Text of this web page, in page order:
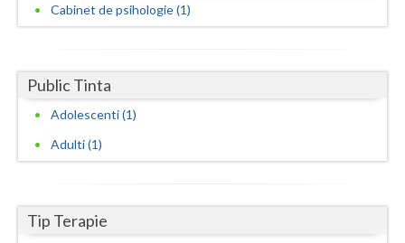
Ialomita
Ilfov
Maramures
Mehedinti
Neamt
Cabinet de psihologie (1)
Public Tinta
Adolescenti (1)
Adulti (1)
Tip Terapie